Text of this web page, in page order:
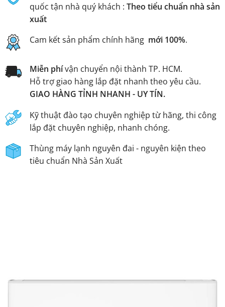
quốc tận nhà quý khách : Theo tiểu chuẩn nhà sản
xuất
Cam kết sản phẩm chính hãng mới 100%.
Miễn phívận chuyển nội thành TP. HCM.
Hỗ trợ giao hàng lắp đặt nhanh theo yêu cầu.
GIAO HÀNG TỈNH NHANH - UY TÍN.
Kỹ thuật đào tạo chuyên nghiệp từ hãng, thi công
lắp đặt chuyên nghiệp, nhanh chóng.
Thùng máy lạnh nguyên đai - nguyên kiện theo
tiêu chuẩn Nhà Sản Xuất